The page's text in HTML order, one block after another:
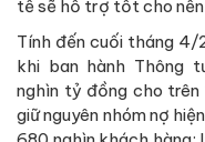
tế sẽ hỗ trợ tốt cho
Tính đến cuối tháng
khi ban hành Thông
nghìn tỷ đồng cho trên
giữ nguyên nhóm nợ